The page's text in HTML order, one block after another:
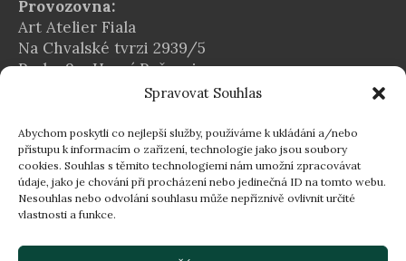
Spravovat Souhlas
Abychom poskytli co nejlepší služby, používáme k ukládání a/nebo
přístupu k informacím o zařízení, technologie jako jsou soubory
cookies. Souhlas s těmito technologiemi nám umožní zpracovávat
údaje, jako je chování při procházení nebo jedinečná ID na tomto webu.
Nesouhlas nebo odvolání souhlasu může nepříznivě ovlivnit určité
vlastnosti a funkce.
Provozovna:
Art Atelier Fiala
Na Chvalské tvrzi 2939/5
Praha 9 – Horní Počernice
Telefon:
+420 724 560 203
Provozní doba:
Po–Pá 8:00–16:30
16:30–18:00 dle individuální domluvy